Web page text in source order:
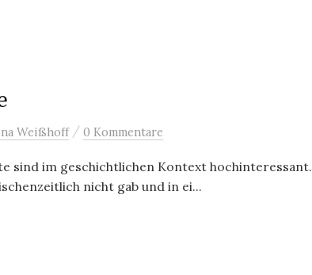
Weißhoff / 0 Kommentare
sind im geschichtlichen Kontext hochinteressant.
nicht gab und in ei...